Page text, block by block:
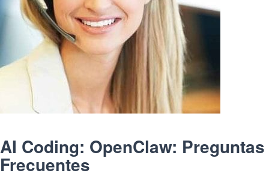
AI Coding: OpenClaw: Preguntas
Frecuentes